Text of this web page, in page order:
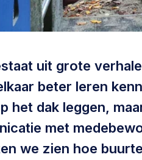
met ons opnemen via
uit grote
beter leren
het dak leggen,
met
we zien hoe